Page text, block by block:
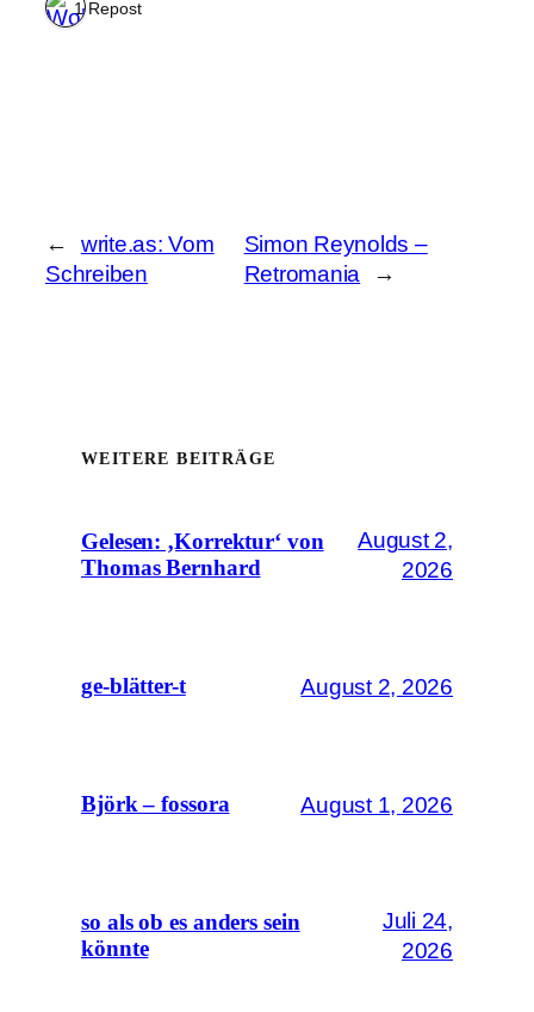
1 Repost
←
write.as: Vom
Schreiben
Simon Reynolds –
Retromania
→
WEITERE BEITRÄGE
Gelesen: ‚Korrektur‘ von
Thomas Bernhard
August 2,
2026
ge-blätter-t August 2, 2026
Björk – fossora August 1, 2026
so als ob es anders sein
könnte
Juli 24,
2026